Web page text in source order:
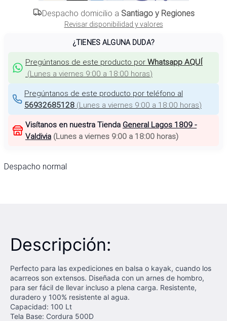
Despacho domicilio a Santiago y Regiones
Revisar disponibilidad y valores
¿TIENES ALGUNA DUDA?
Pregúntanos de este producto por Whatsapp AQUÍ
(Lunes a viernes 9:00 a 18:00 horas)
Pregúntanos de este producto por teléfono al
56932685128 (Lunes a viernes 9:00 a 18:00 horas)
Visítanos en nuestra Tienda General Lagos 1809 -
Valdivia (Lunes a viernes 9:00 a 18:00 horas)
Despacho normal
Descripción:
Perfecto para las expediciones en balsa o kayak, cuando los
acarreos son extensos. Diseñada con un arnes de hombro,
para ser fácil de llevar incluso a plena carga. Resistente,
duradero y 100% resistente al agua.
Capacidad: 100 Lt
Tela Base: Cordura 500D